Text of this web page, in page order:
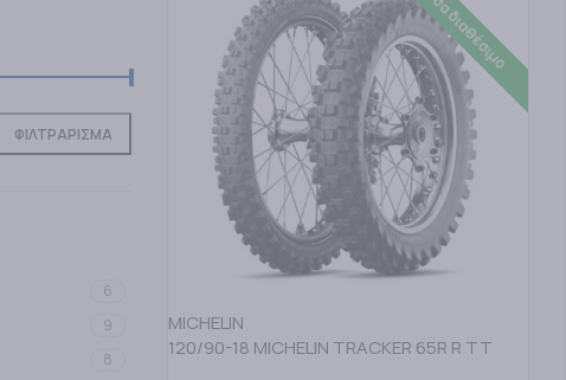
ΦΙΛΤΡΑΡΙΣΜΑ
6
9
8
Άμεσα διαθέσιμο
MICHELIN
120/90-18 MICHELIN TRACKER 65R R TT